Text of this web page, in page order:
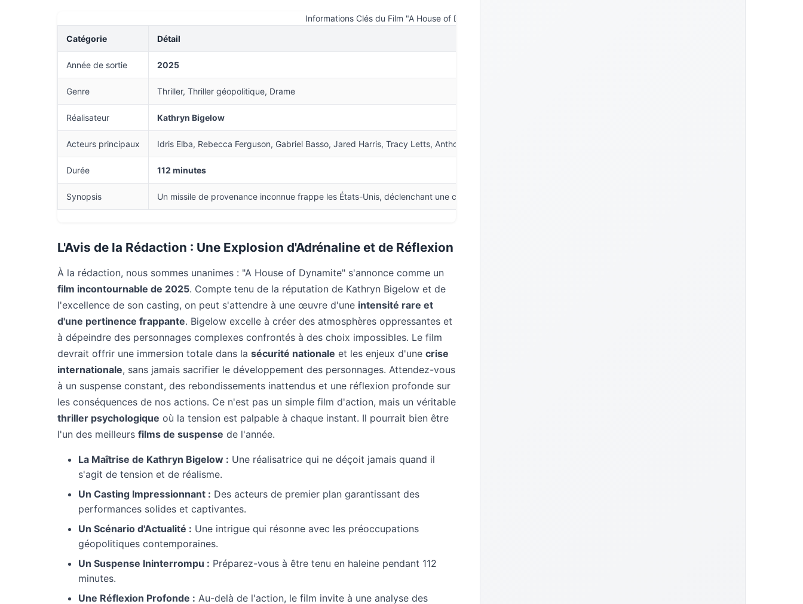
Informations Clés du Film "A House of Dynamite"
Catégorie
Détail
Année de sortie 2025
Genre Thriller, Thriller géopolitique, Drame
Réalisateur Kathryn Bigelow
Acteurs principaux Idris Elba, Rebecca Ferguson, Gabriel Basso, Jared Harris, Tracy Letts, Anthony Ramos, Moses Ingram, Jonah Hauer-King, Greta Lee, Jason Clarke
Durée 112 minutes
Synopsis Un missile de provenance inconnue frappe les États-Unis, déclenchant une course effrénée pour identifier les responsables et déterminer la riposte.
L'Avis de la Rédaction : Une Explosion d'Adrénaline et de Réflexion
À la rédaction, nous sommes unanimes : "A House of Dynamite" s'annonce comme un
film incontournable de 2025. Compte tenu de la réputation de Kathryn Bigelow et de
l'excellence de son casting, on peut s'attendre à une œuvre d'une intensité rare et
d'une pertinence frappante. Bigelow excelle à créer des atmosphères oppressantes et
à dépeindre des personnages complexes confrontés à des choix impossibles. Le film
devrait offrir une immersion totale dans la sécurité nationale et les enjeux d'une crise
internationale, sans jamais sacrifier le développement des personnages. Attendez-vous
à un suspense constant, des rebondissements inattendus et une réflexion profonde sur
les conséquences de nos actions. Ce n'est pas un simple film d'action, mais un véritable
thriller psychologique où la tension est palpable à chaque instant. Il pourrait bien être
l'un des meilleurs films de suspense de l'année.
La Maîtrise de Kathryn Bigelow : Une réalisatrice qui ne déçoit jamais quand il
s'agit de tension et de réalisme.
Un Casting Impressionnant : Des acteurs de premier plan garantissant des
performances solides et captivantes.
Un Scénario d'Actualité : Une intrigue qui résonne avec les préoccupations
géopolitiques contemporaines.
Un Suspense Ininterrompu : Préparez-vous à être tenu en haleine pendant 112
minutes.
Une Réflexion Profonde : Au-delà de l'action, le film invite à une analyse des